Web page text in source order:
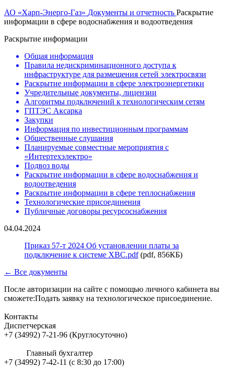
АО «Харп-Энерго-Газ» Документы и отчетность Раскрытие
информации в сфере водоснабжения и водоотведения
Раскрытие информации
Общая информация
Правила недискриминационного доступа к
инфраструктуре для размещения сетей электросвязи
Раскрытие информации в сфере электроэнергетики
Учредительные документы, лицензии
Алгоритмы подключений к технологическим сетям
ГПТЭС Аксарка
Закупки
Информация по инвестиционным программам
Общественные слушания
Планируемые совместные мероприятия с
«Интертехэлектро»
Подвоз воды
Раскрытие информации в сфере водоснабжения и
водоотведения
Раскрытие информации в сфере теплоснабжения
Технологические присоединения
Публичные договоры ресурсоснабжения
04.04.2024
Приказ 57-т 2024 Об установлении платы за
подключение к системе ХВС.pdf(pdf, 856КБ)
← Все документы
После авторизации на сайте с помощью личного кабинета вы
сможете:Подать заявку на технологическое присоединение.
Контакты
Диспетчерская
+7 (34992) 7-21-96 (Круглосуточно)
Главный бухгалтер
+7 (34992) 7-42-11 (с 8:30 до 17:00)